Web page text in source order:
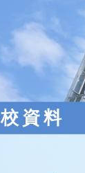
資料